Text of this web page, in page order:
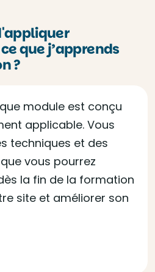
que j’apprends
?
module est conçu
applicable. Vous
techniques et des
vous pourrez
la fin de la formation
site et améliorer son